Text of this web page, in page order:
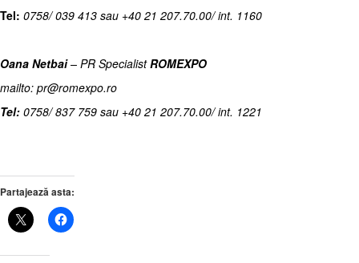
Tel: 0758/ 039 413 sau +40 21 207.70.00/ int. 1160
Oana Netbai– PR SpecialistROMEXPO
mailto: pr@romexpo.ro
Tel: 0758/ 837 759 sau +40 21 207.70.00/ int. 1221
Partajează asta: